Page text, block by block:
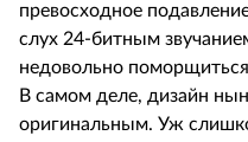
превосходное
слух 24-битным
недовольно
В самом деле, дизайн
оригинальным. Уж